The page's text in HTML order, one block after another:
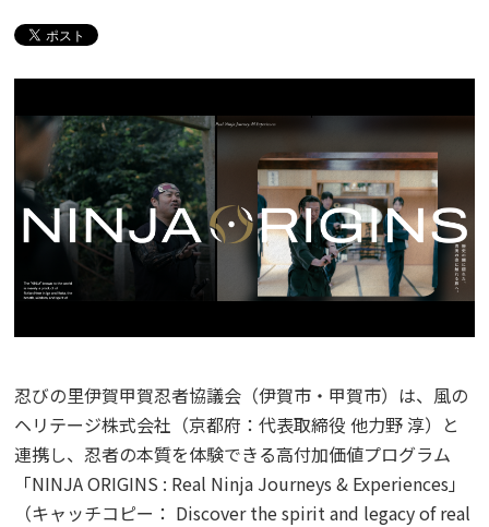
忍びの里伊賀甲賀忍者協議会（伊賀市・甲賀市）は、風の
ヘリテージ株式会社（京都府：代表取締役 他力野 淳）と
連携し、忍者の本質を体験できる高付加価値プログラム
「NINJA ORIGINS : Real Ninja Journeys & Experiences」
（キャッチコピー： Discover the spirit and legacy of real